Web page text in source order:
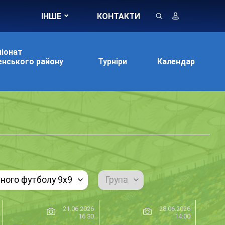
ІНШЕ КОНТАКТИ
району
Турніри Календар
футболу 9х9 Група
21.06.2026
16:30
28.06.2026
14:00